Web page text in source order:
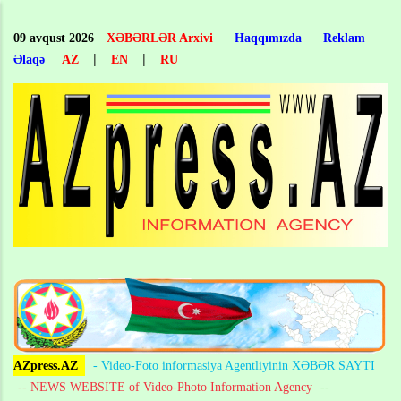
main
content
09 avqust 2026 XƏBƏRLƏR Arxivi Haqqımızda
Reklam
Əlaqə
AZ | EN | RU
AZpress.AZ
- Video-Foto informasiya Agentliyinin XƏBƏR SAYTI
-- NEWS WEBSITE of Video-Photo Information Agency --